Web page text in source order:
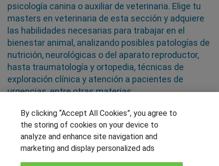
psicología canina o auxiliar de veterinaria. Elige tu
masters en veterinaria de esta sección y adquiere
las habilidades necesarias para trabajar en el
bienestar animal, analizando posibles patologías de
nutrición, neurológicas o del aparato reproductor,
hasta traumatología y ortopedia, técnicas de
exploración clínica y atención a pacientes de
urgencias, entre otras materias
SÍGUENOS EN LAS REDES
OTROS GRUPOS DE INTERES
By clicking “Accept All Cookies”, you agree to
the storing of cookies on your device to
analyze and enhance site navigation and
marketing and display personalized ads